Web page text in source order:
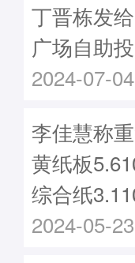
丁晋栋发
广场自助
2024-07-
李佳慧称
黄纸板
综合纸
2024-05-